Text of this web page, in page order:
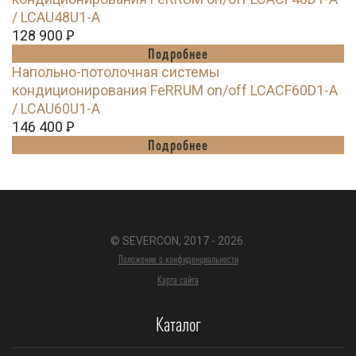
/ LCAU48U1-A
128 900 Ꝑ
Подробнее
Напольно-потолочная системы
кондиционирования FeRRUM on/off LCACF60D1-A
/ LCAU60U1-A
146 400 Ꝑ
Подробнее
© SEVERCON, 2017 - 2026.
Положение о конфиденциальности
Карта сайта
Каталог